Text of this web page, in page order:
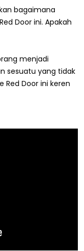
bagaimana
Door ini. Apakah
menjadi
sesuatu yang tidak
Red Door ini keren